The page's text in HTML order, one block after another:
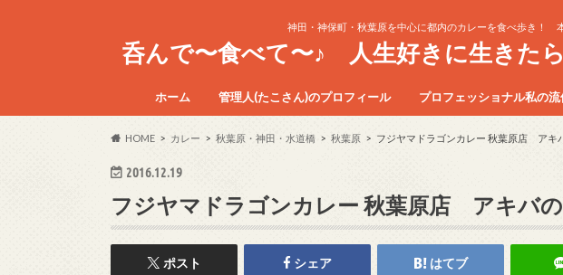
神田・神保町・秋葉原を中心に都内のカレーを食べ歩き！
呑んで〜食べて〜♪ 人生好きに生きた
ホーム 管理人(たこさん)のプロフィール プロフェッショナル私の
HOME カレー 秋葉原・神田・水道橋 秋葉原 フジヤマドラゴンカレー 秋葉原店 アキ
2016.12.19
フジヤマドラゴンカレー 秋葉原店 アキバ
ポスト シェア はてブ